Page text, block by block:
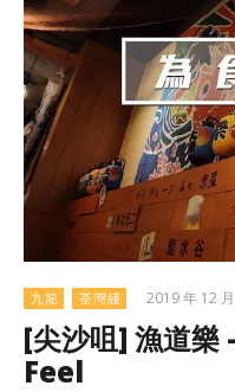
九龍 荃灣綫 2019 年 12
[尖沙咀] 漁道樂
Feel